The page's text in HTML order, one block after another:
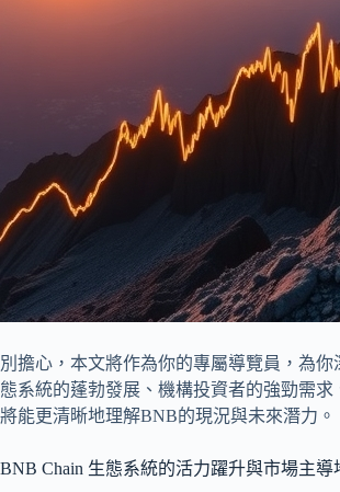
別擔心，本文將作為你的專屬導覽員，為
態系統的蓬勃發展、機構投資者的強勁需
將能更清晰地理解BNB的現況與未來潛力。
BNB Chain 生態系統的活力躍升與市場主導